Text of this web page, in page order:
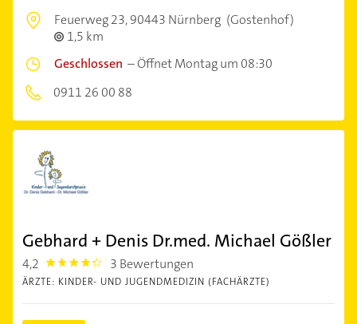
Feuerweg 23,90443 Nürnberg (Gostenhof)
1,5 km
Geschlossen –Öffnet Montag um 08:30
0911 26 00 88
Gebhard + Denis Dr.med. Michael Gößler
4,2 4.2000003 3 Bewertungen
ÄRZTE: KINDER- UND JUGENDMEDIZIN (FACHÄRZTE)